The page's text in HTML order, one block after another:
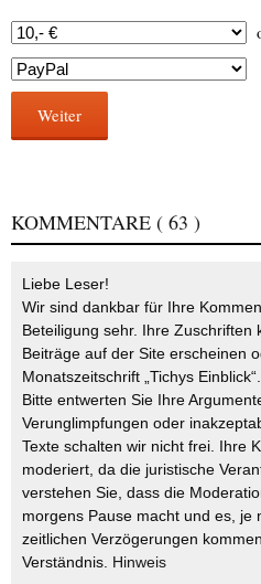
Weiter
KOMMENTARE ( 63 )
Liebe Leser!
Wir sind dankbar für Ihre
Beteiligung sehr. Ihre Zuschriften
Beiträge auf der Site erscheinen
Monatszeitschrift „Tichys Einblick“.
Bitte entwerten Sie Ihre
Verunglimpfungen oder
Texte schalten wir nicht frei. Ihre
moderiert, da die juristische
verstehen Sie, dass die
morgens Pause macht und es, je
zeitlichen Verzögerungen
Verständnis. Hinweis